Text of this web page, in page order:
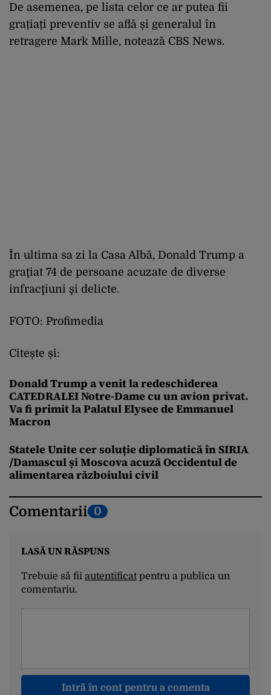
De asemenea, pe lista celor ce ar putea fii
grațiați preventiv se află și generalul în
retragere Mark Mille, notează CBS News.
În ultima sa zi la Casa Albă, Donald Trump a
graţiat 74 de persoane acuzate de diverse
infracţiuni şi delicte.
FOTO: Profimedia
Citește și:
Donald Trump a venit la redeschiderea
CATEDRALEI Notre-Dame cu un avion privat.
Va fi primit la Palatul Elysee de Emmanuel
Macron
Statele Unite cer soluție diplomatică în SIRIA
/Damascul și Moscova acuză Occidentul de
alimentarea războiului civil
Comentarii 0
LASĂ UN RĂSPUNS
Trebuie să fii autentificatpentru a publica un
comentariu.
Intră în cont pentru a comenta